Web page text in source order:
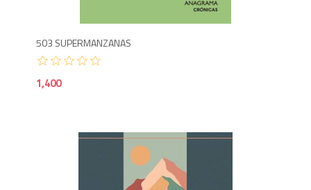
503 SUPERMANZANAS
1,400